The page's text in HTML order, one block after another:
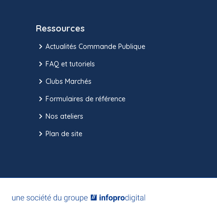
Ressources
Actualités Commande Publique
FAQ et tutoriels
Clubs Marchés
Formulaires de référence
Nos ateliers
Plan de site